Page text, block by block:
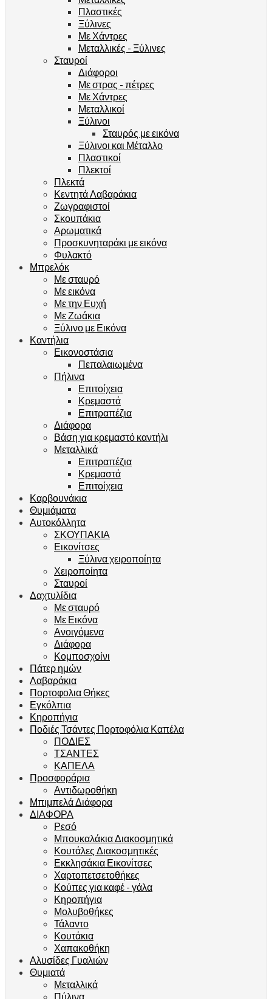
Πλαστικές
Ξύλινες
Με Χάντρες
Μεταλλικές - Ξύλινες
Σταυροί
Διάφοροι
Με στρας - πέτρες
Με Χάντρες
Μεταλλικοί
Ξύλινοι
Σταυρός με εικόνα
Ξύλινοι και Μέταλλο
Πλαστικοί
Πλεκτοί
Πλεκτά
Κεντητά Λαβαράκια
Ζωγραφιστοί
Σκουπάκια
Αρωματικά
Προσκυνηταράκι με εικόνα
Φυλακτό
Μπρελόκ
Με σταυρό
Με εικόνα
Με την Ευχή
Με Ζωάκια
Ξύλινο με Εικόνα
Καντήλια
Εικονοστάσια
Πεπαλαιωμένα
Πήλινα
Επιτοίχεια
Κρεμαστά
Επιτραπέζια
Διάφορα
Βάση για κρεμαστό καντήλι
Μεταλλικά
Επιτραπέζια
Κρεμαστά
Επιτοίχεια
Καρβουνάκια
Θυμιάματα
Αυτοκόλλητα
ΣΚΟΥΠΑΚΙΑ
Εικονίτσες
Ξύλινα χειροποίητα
Χειροποίητα
Σταυροί
Δαχτυλίδια
Με σταυρό
Με Εικόνα
Ανοιγόμενα
Διάφορα
Κομποσχοίνι
Πάτερ ημών
Λαβαράκια
Πορτοφολια Θήκες
Εγκόλπια
Κηροπήγια
Ποδιές Τσάντες Πορτοφόλια Καπέλα
ΠΟΔΙΕΣ
ΤΣΑΝΤΕΣ
ΚΑΠΕΛΑ
Προσφοράρια
Αντιδωροθήκη
Μπιμπελά Διάφορα
ΔΙΑΦΟΡΑ
Ρεσό
Μπουκαλάκια Διακοσμητικά
Κουτάλες Διακοσμητικές
Εκκλησάκια Εικονίτσες
Χαρτοπετσετοθήκες
Κούπες για καφέ - γάλα
Κηροπήγια
Μολυβοθήκες
Τάλαντο
Κουτάκια
Χαπακοθήκη
Αλυσίδες Γυαλιών
Θυμιατά
Μεταλλικά
Πύλινα